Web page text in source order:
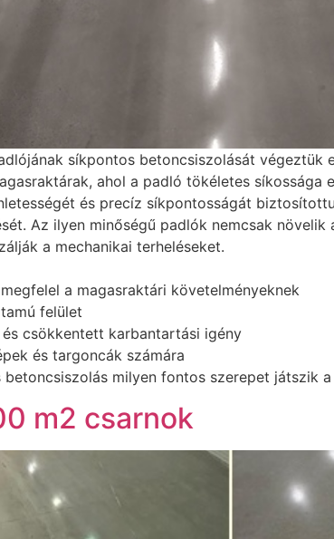
síkpontos betoncsiszolását
ahol a padló tökéletes síkossága
és precíz síkpontosságát
Az ilyen minőségű padlók nemcsak
a mechanikai terheléseket.
a magasraktári követelményeknek
felület
csökkentett karbantartási igény
és targoncák számára
milyen fontos szerepet játszik
m2 csarnok